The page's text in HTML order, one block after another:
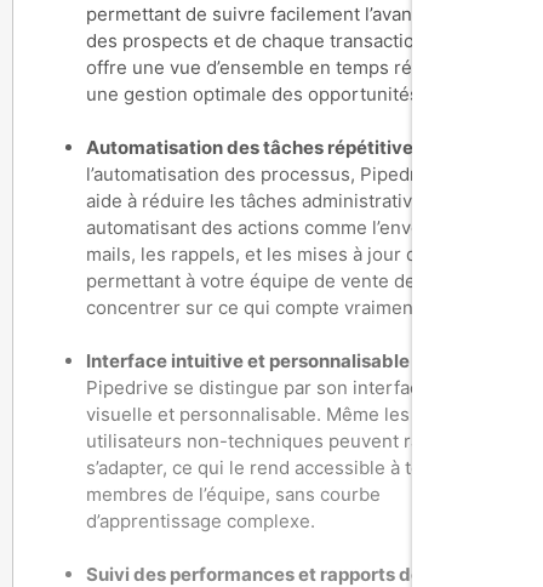
permettant de suivre facilement l’avancement
des prospects et de chaque transaction. Cela
offre une vue d’ensemble en temps réel pour
une gestion optimale des opportunités.
Automatisation des tâches répétitives
l’automatisation des processus, Pipedrive vous
aide à réduire les tâches administratives en
automatisant des actions comme l’envoi d’e-
mails, les rappels, et les mises à jour de statut,
permettant à votre équipe de vente de se
concentrer sur ce qui compte vraiment.
Interface intuitive et personnalisable
Pipedrive se distingue par son interface simple,
visuelle et personnalisable. Même les
utilisateurs non-techniques peuvent rapidement
s’adapter, ce qui le rend accessible à tous les
membres de l’équipe, sans courbe
d’apprentissage complexe.
Suivi des performances et rapports détaillés